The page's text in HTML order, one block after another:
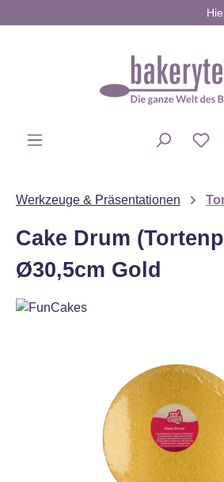
Werkzeuge & Präsentationen
Cake Drum
Ø30,5cm Gold